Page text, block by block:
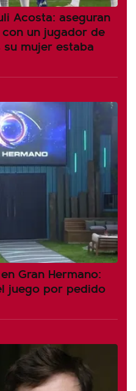
Acosta: aseguran
un jugador de
mujer estaba
Gran Hermano:
juego por pedido